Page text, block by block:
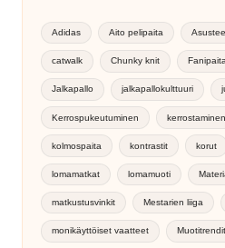
Adidas Aito pelipaita
catwalk Chunky knit
Jalkapallo jalkapallokulttuuri
Kerrospukeutuminen kerrostaminen
kolmospaita kontrastit korut
lomamatkat lomamuoti
matkustusvinkit Mestarien liiga
monikäyttöiset vaatteet Muotitrendit